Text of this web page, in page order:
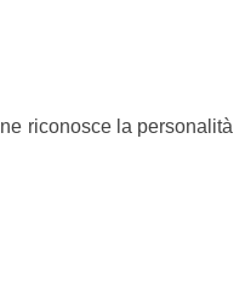
riconosce la personalità